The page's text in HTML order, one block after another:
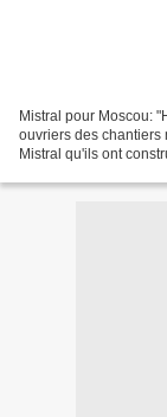
Mistral pour Moscou:
ouvriers des chantiers
Mistral qu'ils ont